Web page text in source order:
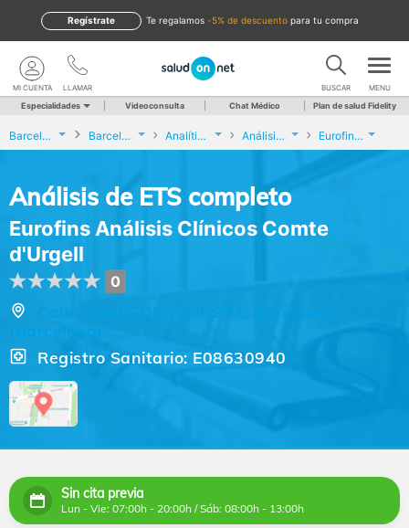
te regalamos -5% de descuento para tu compra
Regístrate
LLAMAR
MI CUENTA BUSCAR MENU
Especialidades Videoconsulta Chat Médico Plan de salud Fidelity
Barcelona Barcelona Analíticas y Genética Análisis de ETS completo Eurofins Análisis Clínicos Comte d'Urgell
Análisis de ETS completo
Eurofins Análisis Clínicos Comte
d'Urgell
0
Registro Sanitario: E08630940
Sin cita previa
Lun - Vie: 07:00h - 20:00h / Sáb: 08:00h - 13:00h